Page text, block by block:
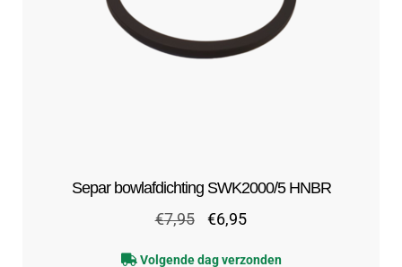
Separ bowlafdichting SWK2000/5 HNBR
€7,95
Oorspronkelijke
€6,95Huidige
Volgende dag verzonden